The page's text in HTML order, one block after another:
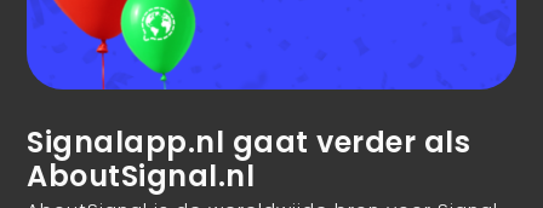
Signalapp.nl gaat verder als
AboutSignal.nl